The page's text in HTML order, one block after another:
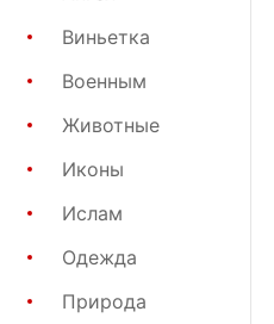
Виньетка
Военным
Животные
Иконы
Ислам
Одежда
Природа